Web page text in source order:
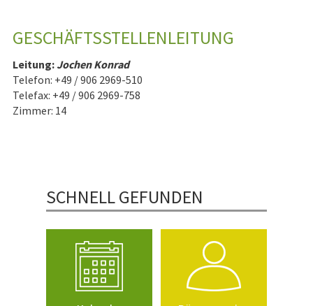
GESCHÄFTSSTELLENLEITUNG
Leitung:Jochen Konrad
Telefon: +49 / 906 2969-510
Telefax: +49 / 906 2969-758
Zimmer: 14
SCHNELL GEFUNDEN